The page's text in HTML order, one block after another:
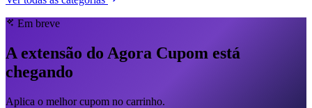
Em breve
A extensão do Agora Cupom está
chegando
Aplica o melhor cupom no carrinho.